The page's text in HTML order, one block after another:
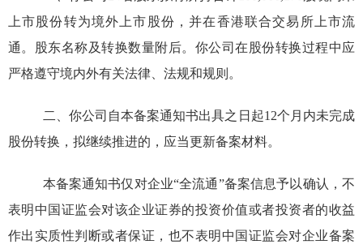
上市股份转为境外上市股份，并在香港联合交易所上市流
通。股东名称及转换数量附后。 你公司在股份转换过程中应
严格遵守境内外有关法律、法规和规则。
二、你公司自本备案通知书出具之日起12个月内未完成
股份转换，拟继续推进的，应当更新备案材料。
本备案通知书仅对企业“全流通”备案信息予以确认，不
表明中国证监会对该企业证券的投资价值或者投资者的收益
作出实质性判断或者保证，也不表明中国证监会对企业备案